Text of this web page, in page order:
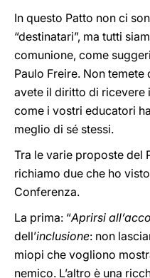
In questo Patto non ci
“destinatari”, ma tutti
comunione, come
Paulo Freire. Non
avete il diritto di ricevere
come i vostri educatori
meglio di sé stessi.
Tra le varie proposte del
richiamo due che ho
Conferenza.
La prima: “Aprirsi
dell’inclusione: non
miopi che vogliono
nemico. L’altro è una